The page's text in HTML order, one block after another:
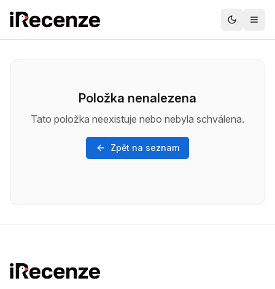
Položka nenalezena
Tato položka neexistuje nebo nebyla schválena.
Zpět na seznam